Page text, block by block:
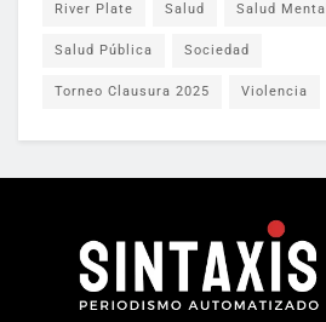
River Plate Salud Salud Mental
Salud Pública Sociedad
Torneo Clausura 2025 Violencia